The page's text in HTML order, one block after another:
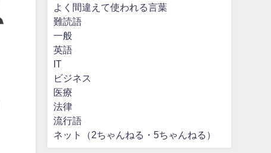
よく間違えて使われる言葉
難読語
一般
英語
IT
ビジネス
医療
法律
流行語
ネット（2ちゃんねる・5ちゃんねる）